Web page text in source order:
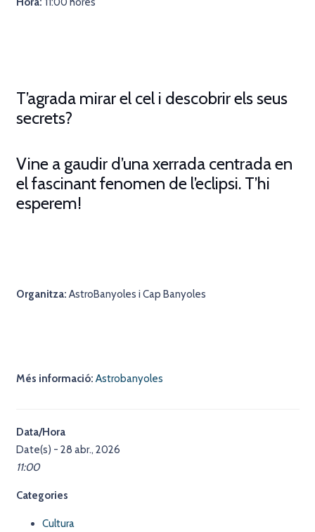
T’agrada mirar el cel i descobrir els seus
secrets?
Vine a gaudir d’una xerrada centrada en
el fascinant fenomen de l’eclipsi. T’hi
esperem!
Organitza: AstroBanyoles i Cap Banyoles
Més informació: Astrobanyoles
Data/Hora
Date(s) - 28 abr., 2026
11:00
Categories
Cultura